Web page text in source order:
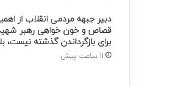
دبیر جبهه مردمی انقلاب از
قصاص و خون خواهی رهبر
برای بازگرداندن گذشته نیست،
11 ساعت پیش